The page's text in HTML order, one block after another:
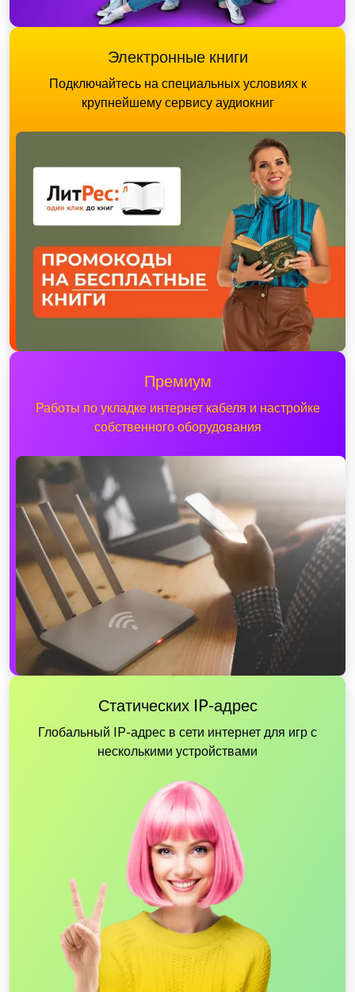
Электронные книги
Подключайтесь на специальных условиях к
крупнейшему сервису аудиокниг
Премиум
Работы по укладке интернет кабеля и настройке
собственного оборудования
Статических IP-адрес
Глобальный IP-адрес в сети интернет для игр с
несколькими устройствами